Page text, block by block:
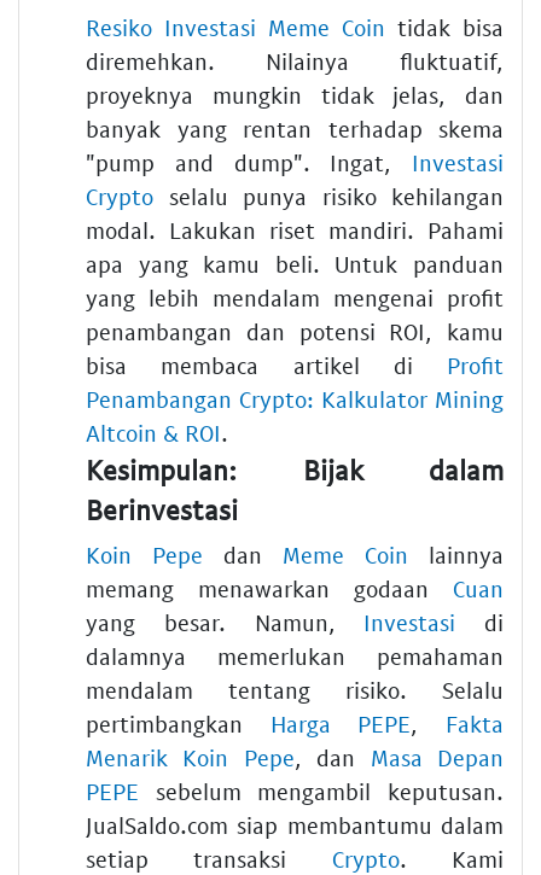
Resiko Investasi Meme Coin tidak bisa
diremehkan. Nilainya fluktuatif,
proyeknya mungkin tidak jelas, dan
banyak yang rentan terhadap skema
"pump and dump". Ingat, Investasi
Crypto selalu punya risiko kehilangan
modal. Lakukan riset mandiri. Pahami
apa yang kamu beli. Untuk panduan
yang lebih mendalam mengenai profit
penambangan dan potensi ROI, kamu
bisa membaca artikel di Profit
Penambangan Crypto: Kalkulator Mining
Altcoin & ROI.
Kesimpulan: Bijak dalam
Berinvestasi
Koin Pepe dan Meme Coin lainnya
memang menawarkan godaan Cuan
yang besar. Namun, Investasi di
dalamnya memerlukan pemahaman
mendalam tentang risiko. Selalu
pertimbangkan Harga PEPE, Fakta
Menarik Koin Pepe, dan Masa Depan
PEPE sebelum mengambil keputusan.
JualSaldo.com siap membantumu dalam
setiap transaksi Crypto. Kami